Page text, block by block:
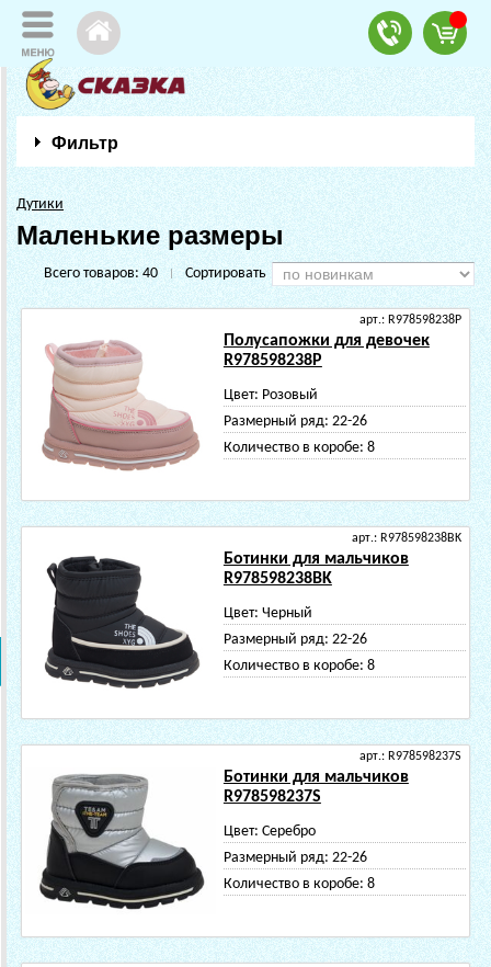
Фильтр
Дутики
Маленькие размеры
Всего товаров:40 | Сортировать
арт.: R978598238P
Полусапожки для девочек
R978598238P
Цвет: Розовый
Размерный ряд: 22-26
Количество в коробе: 8
арт.: R978598238BK
Ботинки для мальчиков
R978598238BK
Цвет: Черный
Размерный ряд: 22-26
Количество в коробе: 8
арт.: R978598237S
Ботинки для мальчиков
R978598237S
Цвет: Серебро
Размерный ряд: 22-26
Количество в коробе: 8